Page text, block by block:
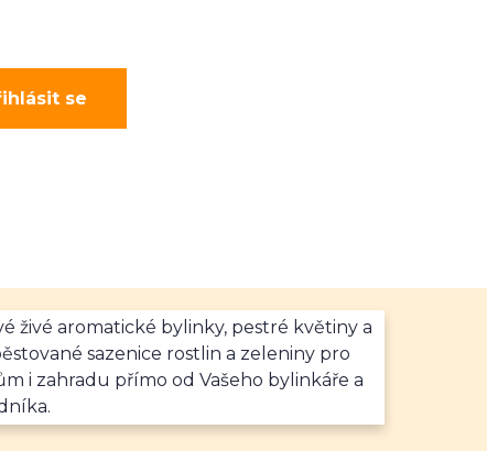
se
živé aromatické bylinky, pestré květiny a
sazenice rostlin a zeleniny pro
i zahradu přímo od Vašeho bylinkáře a